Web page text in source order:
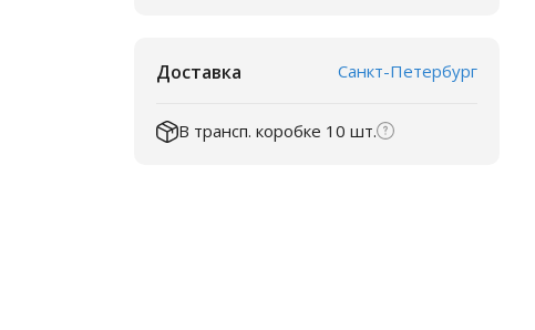
Доставка Санкт-Петербург
В трансп. коробке 10 шт.